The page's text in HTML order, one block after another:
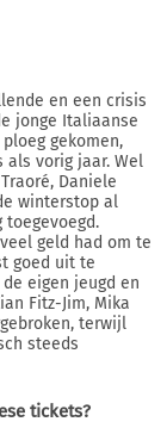
en een crisis
jonge Italiaanse
gekomen,
vorig jaar. Wel
Daniele
winterstop al
toegevoegd.
geld had om te
goed uit te
eigen jeugd en
Fitz-Jim, Mika
terwijl
steeds
tickets?